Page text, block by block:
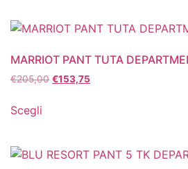
MARRIOT PANT TUTA
€205,00 €153,75
Scegli